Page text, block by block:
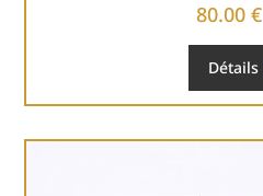
80.00 €
Détails